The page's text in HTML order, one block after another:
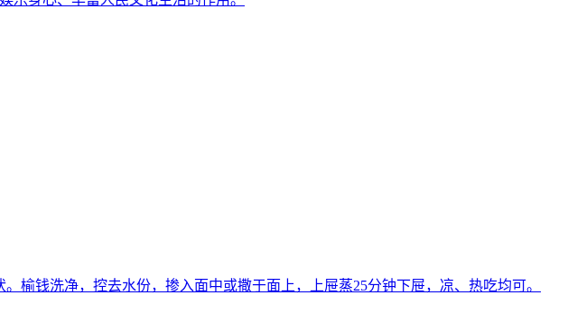
榆钱洗净，控去水份，掺入面中或撒于面上，上屉蒸25分钟下屉，凉、热吃均可。